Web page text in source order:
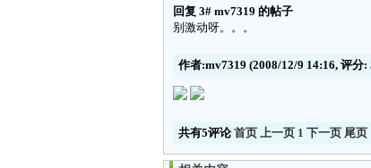
回复 3# mv7319 的帖子
别激动呀。。。
作者:mv7319 (2008/12/9 14:16, 评分:
共有5评论首页 上一页 1 下一页 尾页